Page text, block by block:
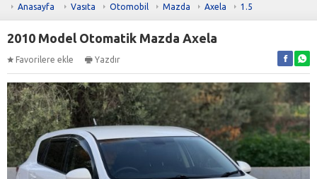
Anasayfa Vasıta Otomobil Mazda Axela 1.5
2010 Model Otomatik Mazda Axela
Favorilere ekle Yazdır